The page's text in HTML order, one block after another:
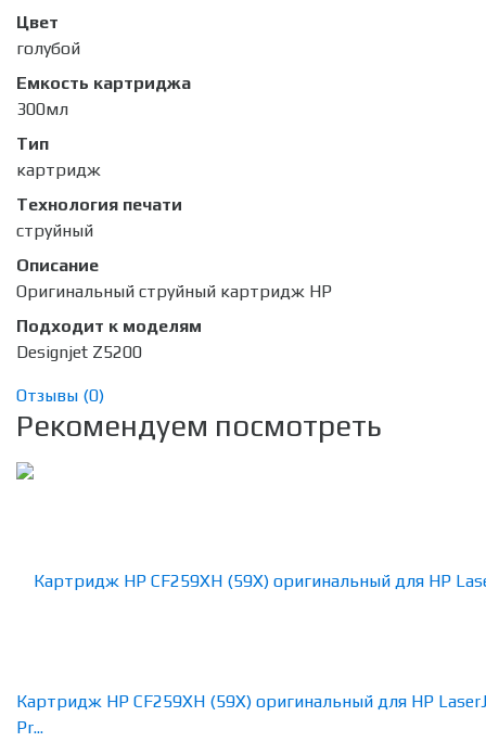
Цвет
голубой
Емкость картриджа
300мл
Тип
картридж
Технология печати
струйный
Описание
Оригинальный струйный картридж HP
Подходит к моделям
Designjet Z5200
Отзывы (0)
Рекомендуем посмотреть
Картридж HP CF259XH (59X) оригинальный для HP
Pr...